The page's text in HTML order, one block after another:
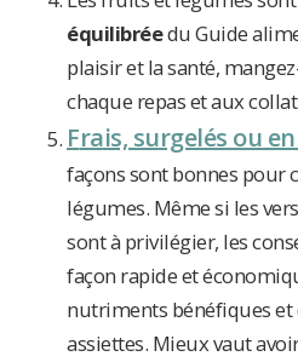
équilibréedu Guide
plaisir et la santé,
chaque repas et aux
Frais, surgelés ou
façons sont bonnes pour
légumes. Même si les
sont à privilégier, les
façon rapide et
nutriments bénéfiques et
assiettes. Mieux vaut